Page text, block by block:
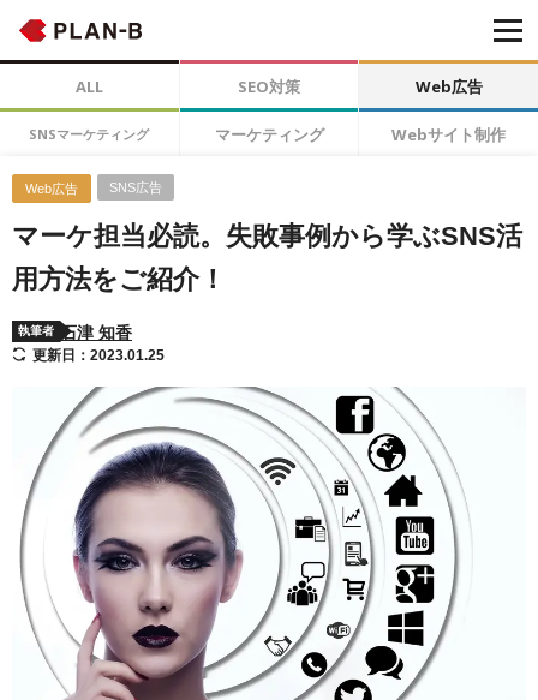
ALL SEO対策 Web広告
SNSマーケティング マーケティング Webサイト制作
Web広告 SNS広告
マーケ担当必読。失敗事例から学ぶSNS活
用方法をご紹介！
執筆者 石津 知香
更新日：2023.01.25